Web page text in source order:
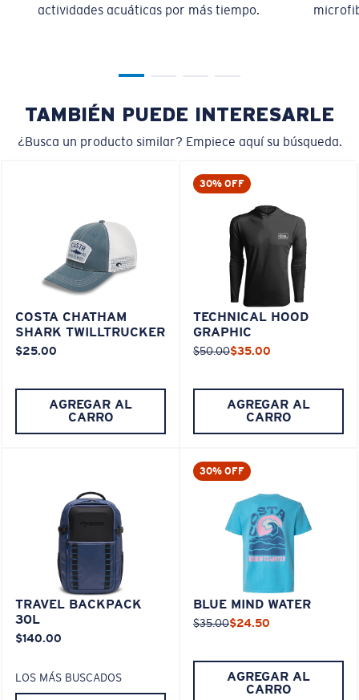
actividades acuáticas por más tiempo.
TAMBIÉN PUEDE INTERESARLE
¿Busca un producto similar? Empiece aquí su búsqueda.
COSTA CHATHAM
SHARK TWILLTRUCKER
$25.00
AGREGAR AL
CARRO
30% OFF
TECHNICAL HOOD
GRAPHIC
$50.00$35.00
AGREGAR AL
CARRO
TRAVEL BACKPACK
30L
$140.00
LOS MÁS BUSCADOS
30% OFF
BLUE MIND WATER
$35.00$24.50
AGREGAR AL
CARRO